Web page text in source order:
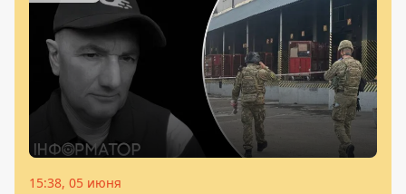
15:38, 05 июня